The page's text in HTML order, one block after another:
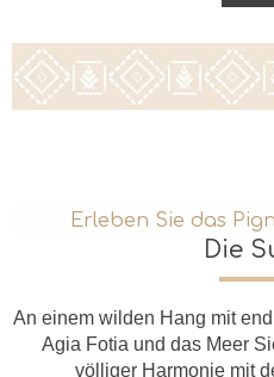
Erleben Sie das
Die
An einem wilden Hang mit
Agia Fotia und das Meer
völliger Harmonie mit